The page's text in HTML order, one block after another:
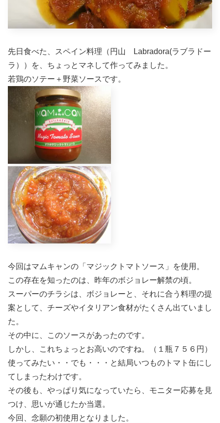
先日食べた、スペイン料理（円山 Labradora(ラブラドー
ラ））を、ちょっとマネして作ってみました。
若鶏のソテー＋野菜ソースです。
今回はマムキャンの「マジックトマトソース」を使用。
この存在を知ったのは、昨年のボジョレー解禁の頃。
スーパーのチラシは、ボジョレーと、それに合う料理の提
案として、チーズやイタリアン食材がたくさん出ていまし
た。
その中に、このソースがあったのです。
しかし、これちょっとお高いのですね。（１瓶７５６円）
使ってみたい・・でも・・・と結局いつものトマト缶にし
てしまったわけです。
その後も、やっぱり気になっていたら、モニター応募を見
つけ、思いが通じたか当選。
今回、念願の初使用となりました。